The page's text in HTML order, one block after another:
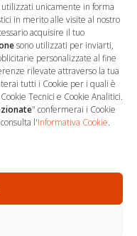
utilizzati unicamente in forma
in merito alle visite al nostro
acquisire il tuo
sono utilizzati per inviarti,
personalizzate al fine
rilevate attraverso la tua
tutti i Cookie per i quali è
Tecnici e Cookie Analitici.
" confermerai i Cookie
l'Informativa Cookie.
Operativa
Decumio, 19 -
17504191002